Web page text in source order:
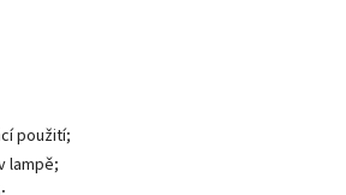
použití;
lampě;